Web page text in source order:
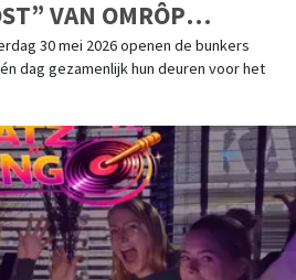
VAN OMRÔP
30 mei 2026 openen de bunkers
dag gezamenlijk hun deuren voor het